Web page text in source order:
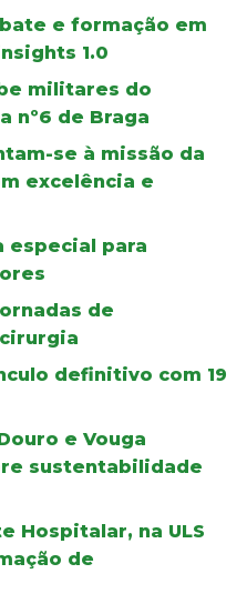
e formação em
1.0
militares do
nº6 de Braga
se à missão da
excelência e
especial para
de
definitivo com 19
e Vouga
sustentabilidade
Hospitalar, na ULS
de